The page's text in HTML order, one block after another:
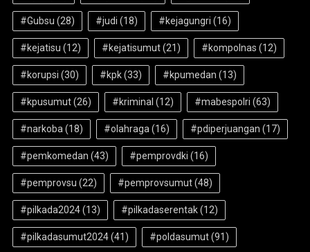
#Gubsu (28) #judi (18) #kejagungri (16)
#kejatisu (12) #kejatisumut(21) #kompolnas (12)
#korupsi (30) #kpk(33) #kpumedan (13)
#kpusumut(26) #kriminal (12) #mabespolri (63)
#narkoba (18) #olahraga (16) #pdiperjuangan (17)
#pemkomedan (43) #pemprovdki (16)
#pemprovsu (22) #pemprovsumut(48)
#pilkada2024(13) #pilkadaserentak(12)
#pilkadasumut2024(41) #poldasumut(91)